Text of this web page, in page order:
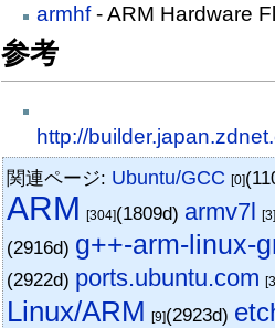
armhf- ARM Hardware
参考
http://
関連ページ: Ubuntu/GCC [0]
ARM [304](1809d) armv7l
(2916d) g++-arm-linux-
(2922d) ports.ubuntu.com
Linux/ARM [9](2923d)